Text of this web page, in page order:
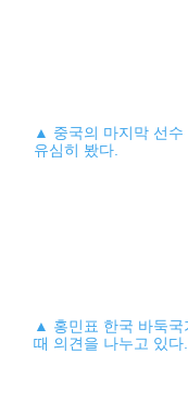
▲ 중국의 마지막 선수
유심히 봤다.
▲ 홍민표 한국 바둑국
때 의견을 나누고 있다.